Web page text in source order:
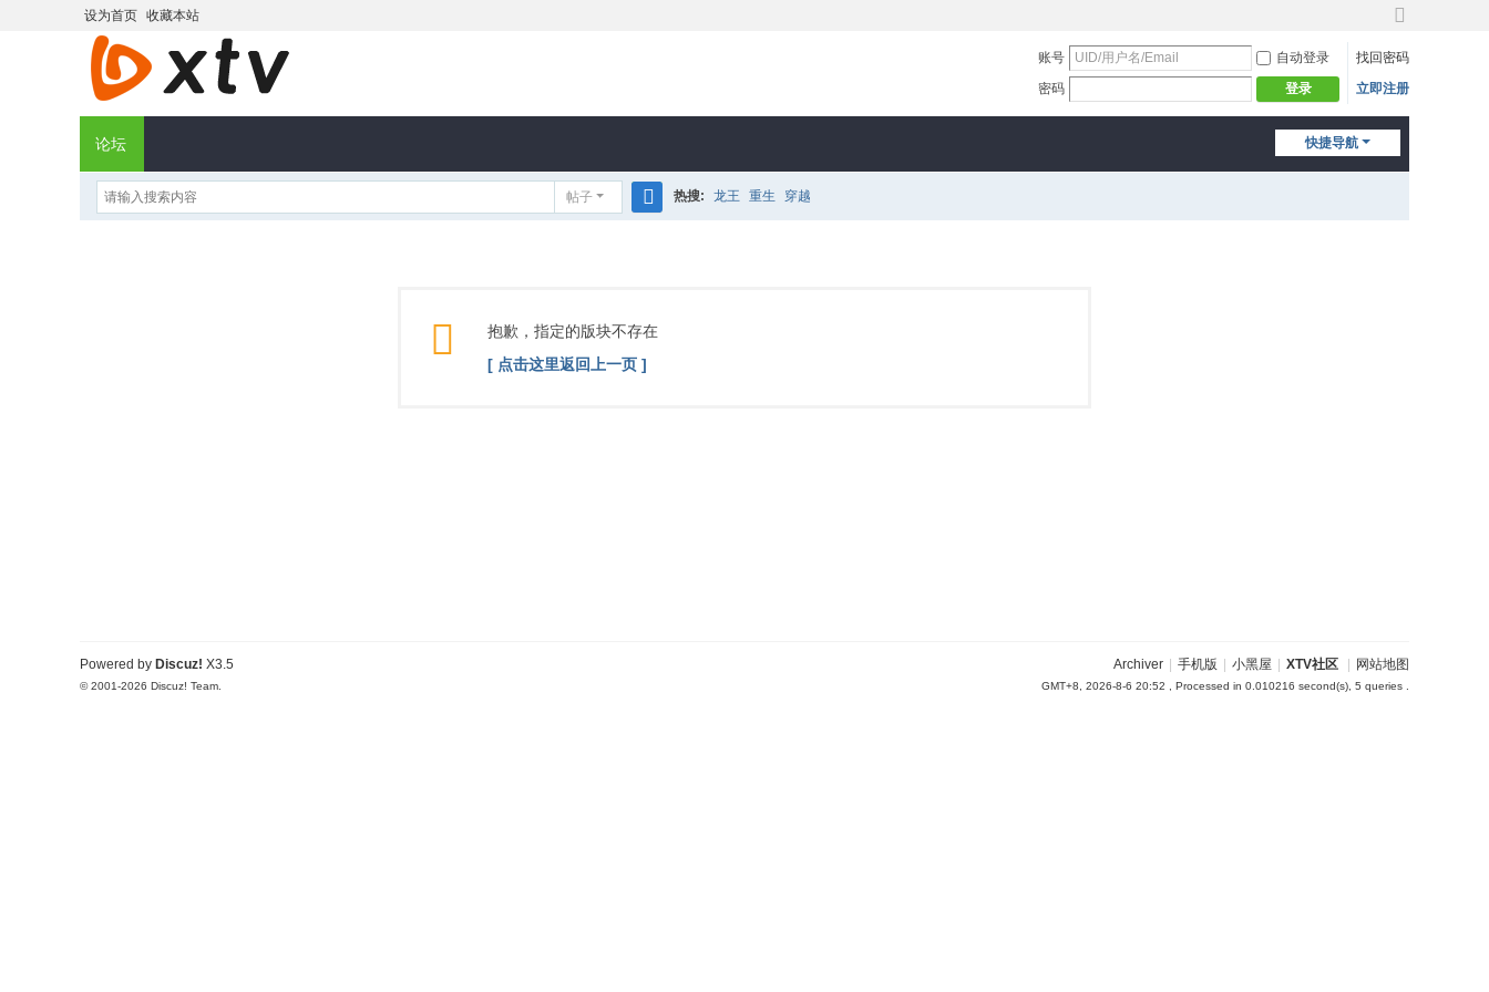
设为首页 收藏本站
换
到
宽
版
账号 自动登录
找回密码
密码
登录 立即注册
快捷导航
论坛
帖子 热搜: 龙王 重生 穿越
抱歉，指定的版块不存在
[ 点击这里返回上一页 ]
Archiver 手机版 小黑屋 XTV社区 网站地图
GMT+8, 2026-8-6 20:52 , Processed in 0.010216 second(s), 5 queries .
Powered by Discuz! X3.5
© 2001-2026 Discuz! Team